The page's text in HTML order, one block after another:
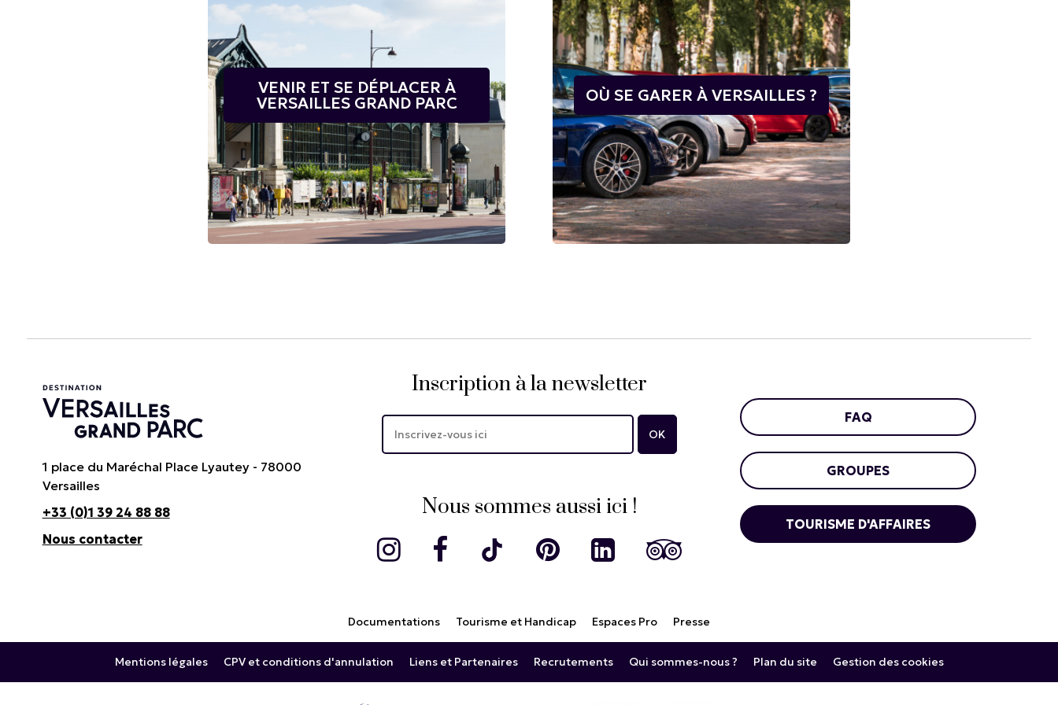
VENIR ET SE DÉPLACER À
VERSAILLES GRAND PARC OÙ SE GARER À VERSAILLES ?
1 place du Maréchal Place Lyautey - 78000
Versailles
+33 (0)1 39 24 88 88
Nous contacter
Inscription à la newsletter
Nous sommes aussi ici !
FAQ
GROUPES
TOURISME D'AFFAIRES
Documentations Tourisme et Handicap Espaces Pro Presse
Mentions légales CPV et conditions d'annulation Liens et Partenaires Recrutements Qui sommes-nous ? Plan du site Gestion des cookies